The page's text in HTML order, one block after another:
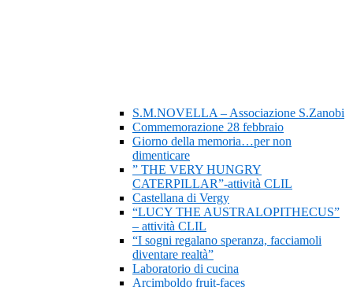
S.M.NOVELLA – Associazione S.Zanobi
Commemorazione 28 febbraio
Giorno della memoria…per non
dimenticare
” THE VERY HUNGRY
CATERPILLAR”-attività CLIL
Castellana di Vergy
“LUCY THE AUSTRALOPITHECUS”
– attività CLIL
“I sogni regalano speranza, facciamoli
diventare realtà”
Laboratorio di cucina
Arcimboldo fruit-faces